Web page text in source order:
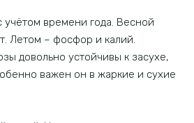
учётом времени года. Весной
Летом – фосфор и калий.
довольно устойчивы к засухе,
важен он в жаркие и сухие